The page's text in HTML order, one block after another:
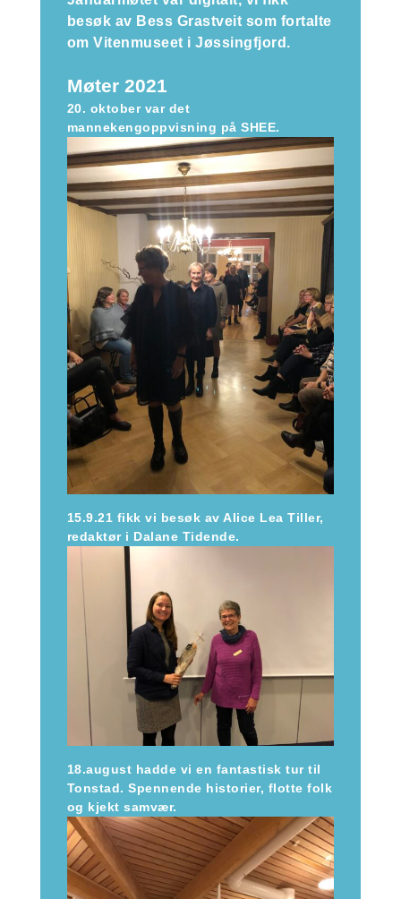
besøk av Bess Grastveit som fortalte
om Vitenmuseet i Jøssingfjord.
Møter 2021
20. oktober var det
mannekengoppvisning på SHEE.
15.9.21 fikk vi besøk av Alice Lea Tiller,
redaktør i Dalane Tidende.
18.august hadde vi en fantastisk tur til
Tonstad. Spennende historier, flotte folk
og kjekt samvær.